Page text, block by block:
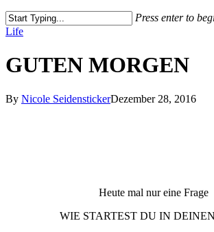
Press enter to
Close
Life
GUTEN MORGEN
By Nicole SeidenstickerDezember 28, 2016
Heute mal nur eine Frage
WIE STARTEST DU IN